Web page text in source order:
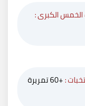
الخمس الكبرى :
+60 تمريرة